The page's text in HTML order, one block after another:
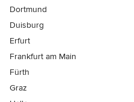
Dortmund
Duisburg
Erfurt
Frankfurt am Main
Fürth
Graz